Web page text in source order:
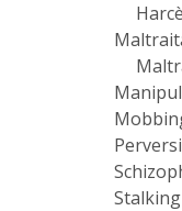
Stalking